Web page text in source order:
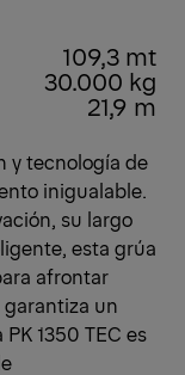
109,3 mt
30.000 kg
21,9 m
y tecnología de
inigualable.
su largo
esta grúa
afrontar
garantiza un
1350 TEC es